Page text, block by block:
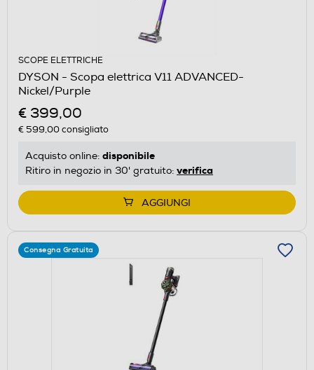
SCOPE ELETTRICHE
DYSON - Scopa elettrica V11 ADVANCED-
Nickel/Purple
€ 399,00
€ 599,00consigliato
Acquisto online: disponibile
Ritiro in negozio in 30' gratuito: verifica
AGGIUNGI
Consegna Gratuita